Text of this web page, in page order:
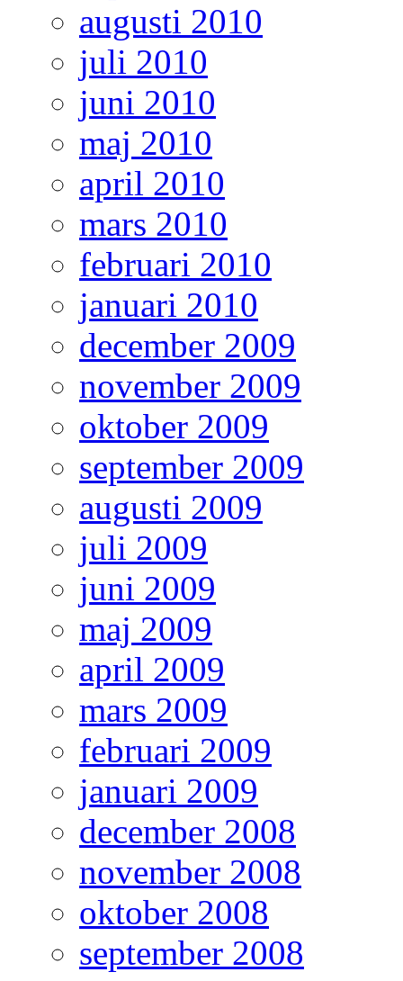
augusti 2010
juli 2010
juni 2010
maj 2010
april 2010
mars 2010
februari 2010
januari 2010
december 2009
november 2009
oktober 2009
september 2009
augusti 2009
juli 2009
juni 2009
maj 2009
april 2009
mars 2009
februari 2009
januari 2009
december 2008
november 2008
oktober 2008
september 2008